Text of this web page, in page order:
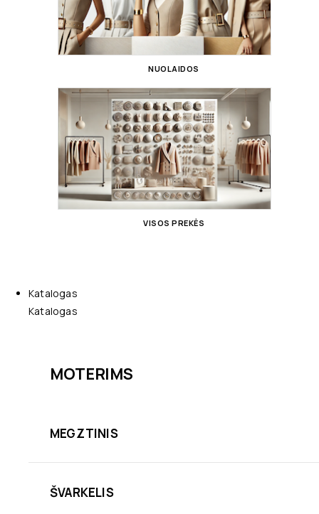
NUOLAIDOS
VISOS PREKĖS
Katalogas
Katalogas
MOTERIMS
MEGZTINIS
ŠVARKELIS